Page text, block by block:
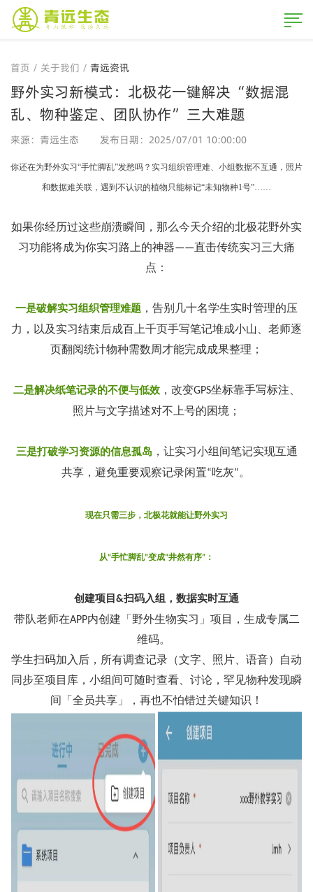
首页 / 关于我们 / 青远资讯
野外实习新模式：北极花一键解决“数据混
乱、物种鉴定、团队协作”三大难题
来源：青远生态 发布日期：2025/07/01 10:00:00
你还在为野外实习“手忙脚乱”发愁吗？实习组织管理难、小组数据不互通，照片
和数据难关联，遇到不认识的植物只能标记“未知物种1号”……
如果你经历过这些崩溃瞬间，那么今天介绍的北极花野外实
习功能将成为你实习路上的神器——直击传统实习三大痛
点：
一是破解实习组织管理难题 ，告别几十名学生实时管理的压
力，以及实习结束后成百上千页手写笔记堆成小山、老师逐
页翻阅统计物种需数周才能完成成果整理；
二是解决纸笔记录的不便与低效，改变GPS坐标靠手写标注、
照片与文字描述对不上号的困境；
三是打破学习资源的信息孤岛 ，让实习小组间笔记实现互通
共享，避免重要观察记录闲置“吃灰”。
现在只需三步，北极花就能让野外实习
从“手忙脚乱”变成“井然有序” ：
创建项目 &扫码入组，数据实时互通
带队老师在APP内创建「野外生物实习」项目，生成专属二
维码。
学生扫码加入后，所有调查记录（文字、照片、语音）自动
同步至项目库，小组间可随时查看、讨论，罕见物种发现瞬
间「全员共享」，再也不怕错过关键知识！